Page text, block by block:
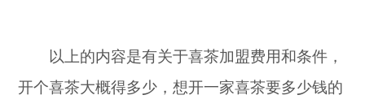
以上的内容是有关于喜茶加盟费用和条件，
开个喜茶大概得多少，想开一家喜茶要多少钱的